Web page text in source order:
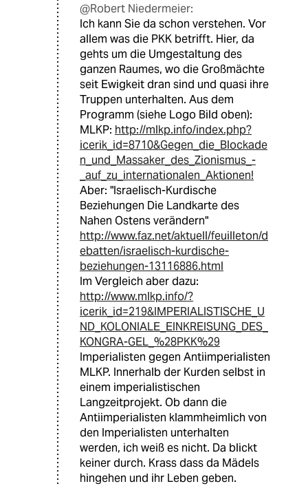
@Robert Niedermeier:
Ich kann Sie da schon verstehen. Vor
allem was die PKK betrifft. Hier, da
gehts um die Umgestaltung des
ganzen Raumes, wo die Großmächte
seit Ewigkeit dran sind und quasi ihre
Truppen unterhalten. Aus dem
Programm (siehe Logo Bild oben):
MLKP: http://mlkp.info/index.php?
icerik_id=8710&Gegen_die_Blockade
n_und_Massaker_des_Zionismus_-
_auf_zu_internationalen_Aktionen!
Aber: "Israelisch-Kurdische
Beziehungen Die Landkarte des
Nahen Ostens verändern"
http://www.faz.net/aktuell/feuilleton/d
ebatten/israelisch-kurdische-
beziehungen-13116886.html
Im Vergleich aber dazu:
http://www.mlkp.info/?
icerik_id=219&IMPERIALISTISCHE_U
ND_KOLONIALE_EINKREISUNG_DES_
KONGRA-GEL_%28PKK%29
Imperialisten gegen Antiimperialisten
MLKP. Innerhalb der Kurden selbst in
einem imperialistischen
Langzeitprojekt. Ob dann die
Antiimperialisten klammheimlich von
den Imperialisten unterhalten
werden, ich weiß es nicht. Da blickt
keiner durch. Krass dass da Mädels
hingehen und ihr Leben geben.